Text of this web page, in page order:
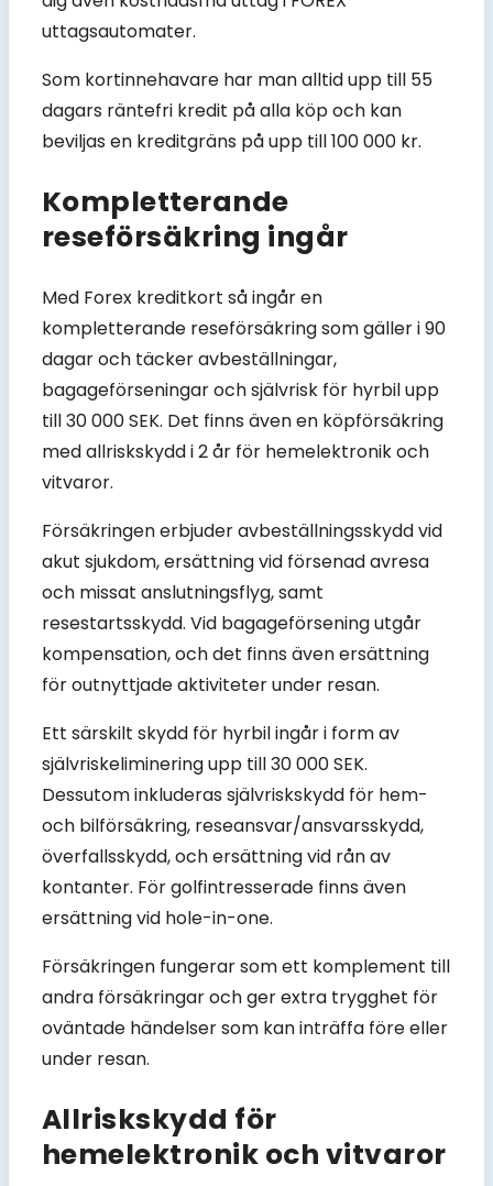
uttagsautomater.
Som kortinnehavare har man alltid upp till 55
dagars räntefri kredit på alla köp och kan
beviljas en kreditgräns på upp till 100 000 kr.
Kompletterande
reseförsäkring ingår
Med Forex kreditkort så ingår en
kompletterande reseförsäkring som gäller i 90
dagar och täcker avbeställningar,
bagageförseningar och självrisk för hyrbil upp
till 30 000 SEK. Det finns även en köpförsäkring
med allriskskydd i 2 år för hemelektronik och
vitvaror.
Försäkringen erbjuder avbeställningsskydd vid
akut sjukdom, ersättning vid försenad avresa
och missat anslutningsflyg, samt
resestartsskydd. Vid bagageförsening utgår
kompensation, och det finns även ersättning
för outnyttjade aktiviteter under resan.
Ett särskilt skydd för hyrbil ingår i form av
självriskeliminering upp till 30 000 SEK.
Dessutom inkluderas självriskskydd för hem-
och bilförsäkring, reseansvar/ansvarsskydd,
överfallsskydd, och ersättning vid rån av
kontanter. För golfintresserade finns även
ersättning vid hole-in-one.
Försäkringen fungerar som ett komplement till
andra försäkringar och ger extra trygghet för
oväntade händelser som kan inträffa före eller
under resan.
Allriskskydd för
hemelektronik och vitvaror